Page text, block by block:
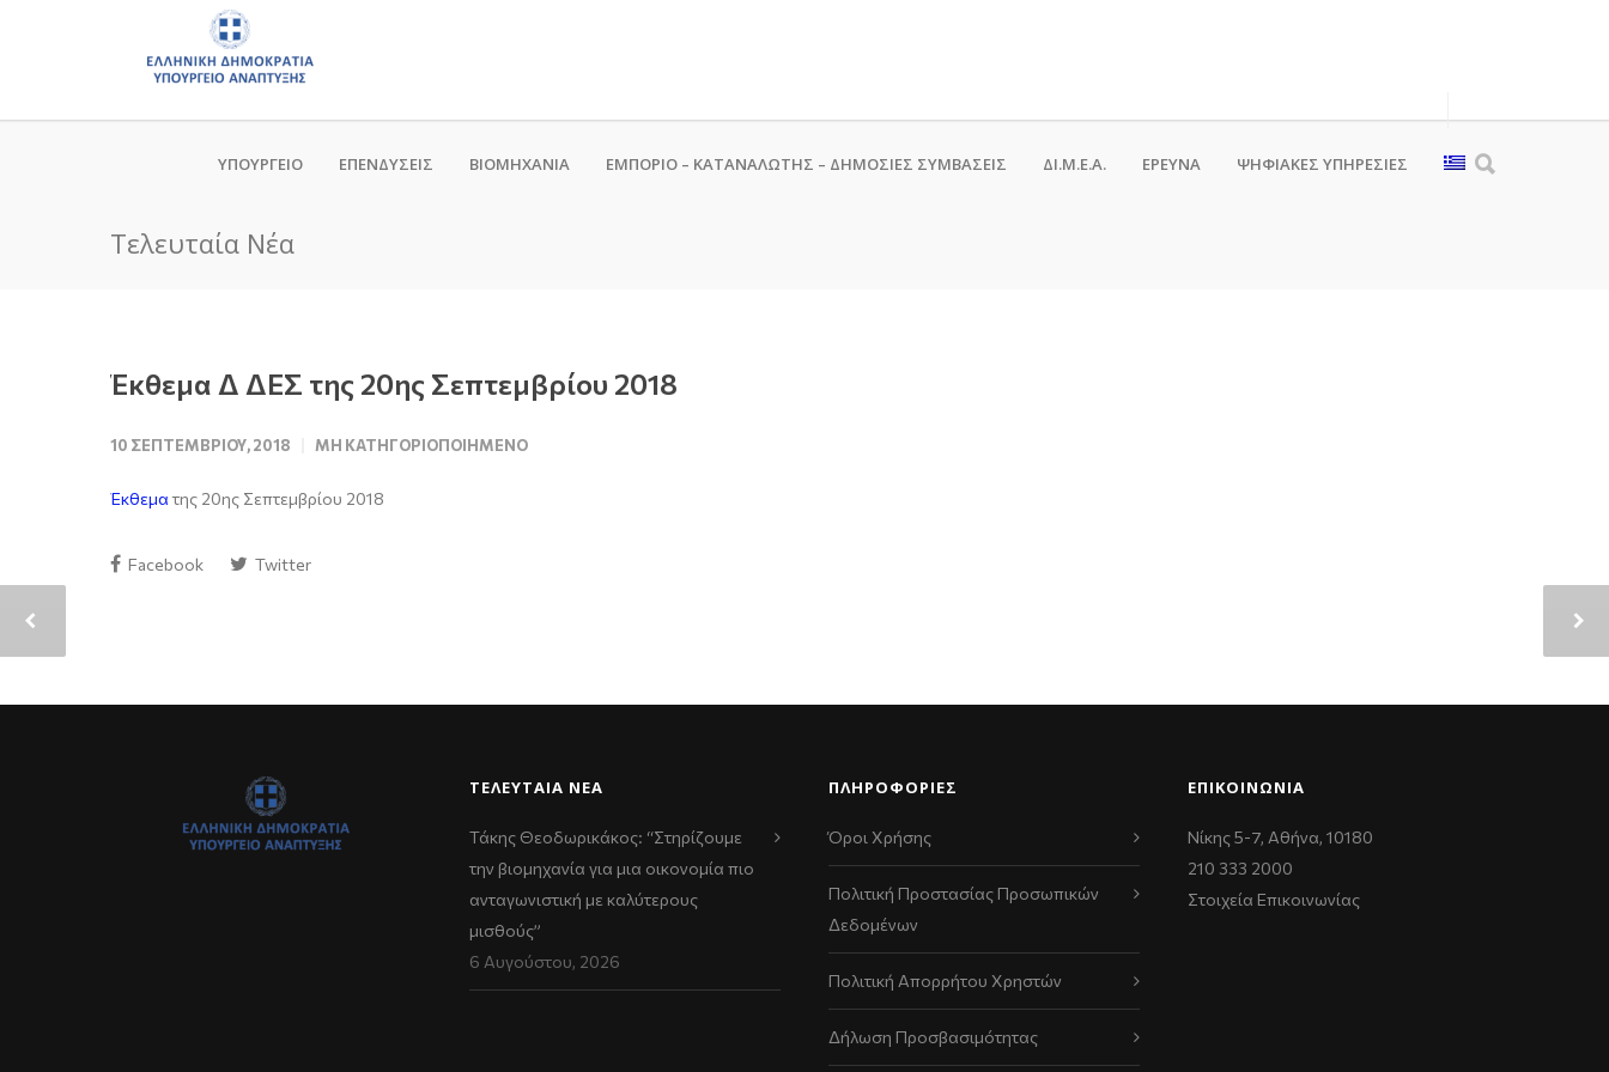
ΥΠΟΥΡΓΕΙΟ ΕΠΕΝΔΥΣΕΙΣ ΒΙΟΜΗΧΑΝΙΑ ΕΜΠΟΡΙΟ – ΚΑΤΑΝΑΛΩΤΗΣ – ΔΗΜΟΣΙΕΣ ΣΥΜΒΑΣΕΙΣ ΔΙ.Μ.Ε.Α. ΕΡΕΥΝΑ ΨΗΦΙΑΚΈΣ ΥΠΗΡΕΣΊΕΣ
Τελευταία Νέα
Έκθεμα Δ ΔΕΣ της 20ης Σεπτεμβρίου 2018
10 ΣΕΠΤΕΜΒΡΊΟΥ, 2018 ΜΗ ΚΑΤΗΓΟΡΙΟΠΟΙΗΜΈΝΟ
Έκθεμα της 20ης Σεπτεμβρίου 2018
Facebook Twitter
ΤΕΛΕΥΤΑΊΑ ΝΈΑ
Τάκης Θεοδωρικάκος: “Στηρίζουμε
την βιομηχανία για μια οικονομία πιο
ανταγωνιστική με καλύτερους
μισθούς”
6 Αυγούστου, 2026
ΠΛΗΡΟΦΟΡΙΕΣ
Όροι Χρήσης
Πολιτική Προστασίας Προσωπικών
Δεδομένων
Πολιτική Απορρήτου Χρηστών
Δήλωση Προσβασιμότητας
ΕΠΙΚΟΙΝΩΝΊΑ
Νίκης 5-7, Αθήνα, 10180
210 333 2000
Στοιχεία Επικοινωνίας